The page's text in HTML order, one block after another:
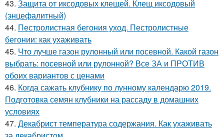
43. Защита от иксодовых клещей. Клещ иксодовый
(энцефалитный)
44. Пестролистная бегония уход. Пестролистные
бегонии: как ухаживать
45. Что лучше газон рулонный или посевной. Какой газон
выбрать: посевной или рулонной? Все ЗА и ПРОТИВ
обоих вариантов с ценами
46. Когда сажать клубнику по лунному календарю 2019.
Подготовка семян клубники на рассаду в домашних
условиях
47. Декабрист температура содержания. Как ухаживать